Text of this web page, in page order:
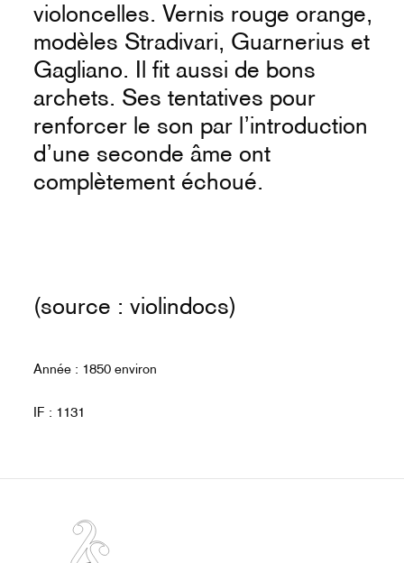
violoncelles. Vernis rouge orange,
modèles Stradivari, Guarnerius et
Gagliano. Il fit aussi de bons
archets. Ses tentatives pour
renforcer le son par l’introduction
d’une seconde âme ont
complètement échoué.
(source : violindocs)
Année : 1850 environ
IF : 1131